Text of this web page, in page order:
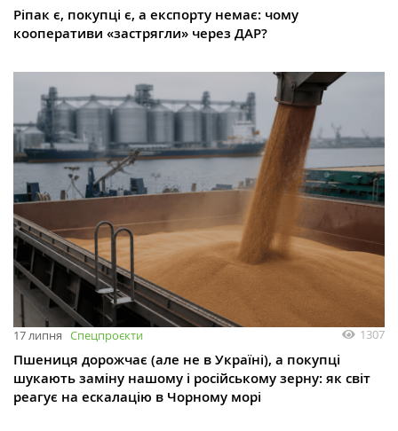
Ріпак є, покупці є, а експорту немає: чому
кооперативи «застрягли» через ДАР?
17 липня Спецпроєкти 1307
Пшениця дорожчає (але не в Україні), а покупці
шукають заміну нашому і російському зерну: як світ
реагує на ескалацію в Чорному морі